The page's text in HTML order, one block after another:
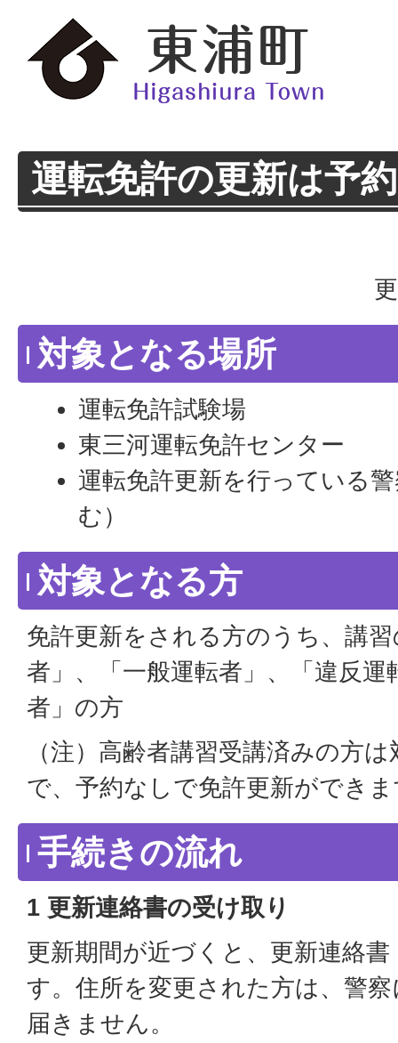
運転免許の更新は予
対象となる場所
運転免許試験場
東三河運転免許センター
運転免許更新を行っている
む）
対象となる方
免許更新をされる方のうち、講
者」、「一般運転者」、「違反運
者」の方
（注）高齢者講習受講済みの方
で、予約なしで免許更新ができ
手続きの流れ
1 更新連絡書の受け取り
更新期間が近づくと、更新連絡
す。住所を変更された方は、警
届きません。